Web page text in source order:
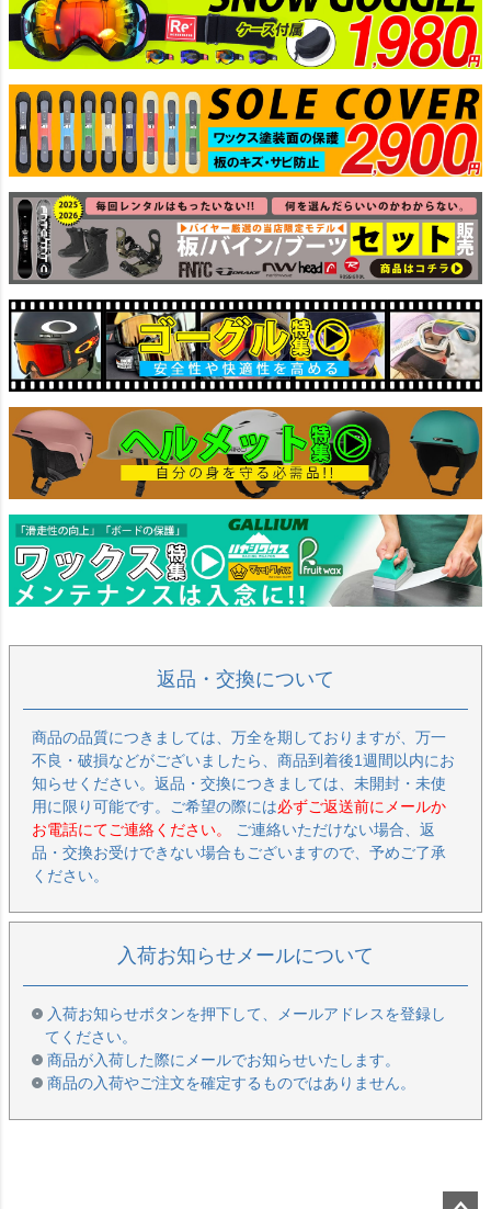
返品・交換について
商品の品質につきましては、万全を期しておりますが、万一
不良・破損などがございましたら、商品到着後1週間以内にお
知らせください。返品・交換につきましては、未開封・未使
用に限り可能です。ご希望の際には必ずご返送前にメールか
お電話にてご連絡ください。
ご連絡いただけない場合、返
品・交換お受けできない場合もございますので、予めご了承
ください。
入荷お知らせメールについて
入荷お知らせボタンを押下して、メールアドレスを登録し
てください。
商品が入荷した際にメールでお知らせいたします。
商品の入荷やご注文を確定するものではありません。